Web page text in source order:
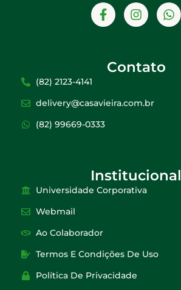
Contato
(82) 2123-4141
delivery@casavieira.com.br
(82) 99669-0333
Institucional
Universidade Corporativa
Webmail
Ao Colaborador
Termos E Condições De Uso
Política De Privacidade